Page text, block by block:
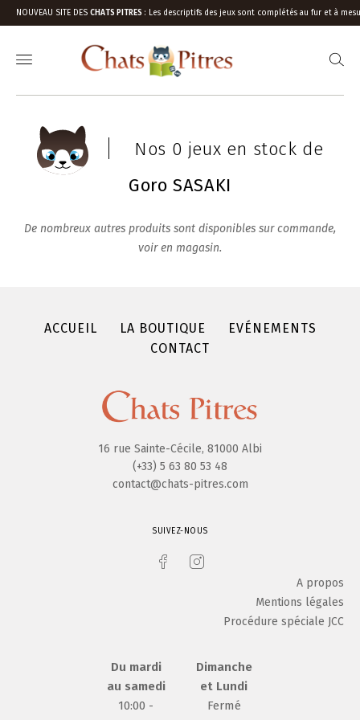
NOUVEAU SITE DES CHATS PITRES : Les descriptifs des jeux sont complétés au fur et à
Nos 0 jeux en stock de
Goro SASAKI
De nombreux autres produits sont disponibles sur commande,
voir en magasin.
ACCUEIL LA BOUTIQUE
EVÉNEMENTS
CONTACT
SUIVEZ-NOUS
16 rue Sainte-Cécile, 81000 Albi
(+33) 5 63 80 53 48
contact@chats-pitres.com
A propos
Mentions légales
Procédure spéciale JCC
Du mardi
au samedi
10:00 -
Dimanche
et Lundi
Fermé